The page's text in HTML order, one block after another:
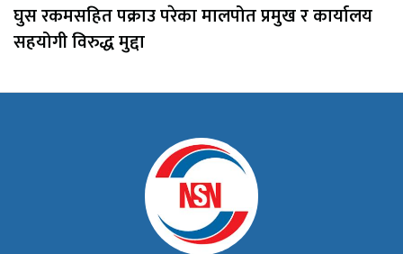
घुस रकमसहित पक्राउ परेका मालपोत प्रमुख र कार्यालय
सहयोगी विरुद्ध मुद्दा